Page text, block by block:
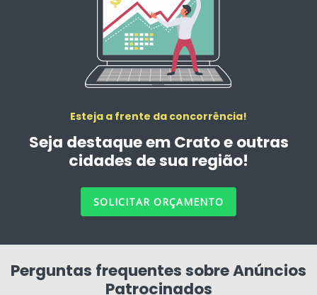
Esteja a frente da concorrência!
Seja destaque em Crato e outras
cidades de sua região!
SOLICITAR ORÇAMENTO
Perguntas frequentes sobre Anúncios
Patrocinados